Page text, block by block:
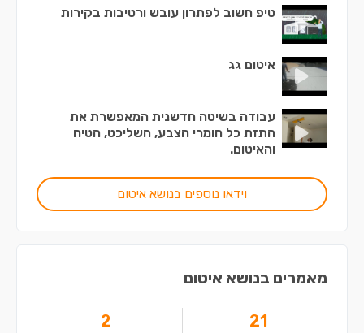
טיפ חשוב לפתרון עובש ורטיבות בקירות
איטום גג
עבודה בשיטה חדשנית המאפשרת את
התזת כל חומרי הצבע, השליכט, הטיח
והאיטום.
וידאו נוספים בנושא איטום
מאמרים בנושא איטום
21
2